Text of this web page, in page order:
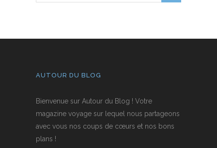
AUTOUR DU BLOG
Bienvenue sur Autour du Blog ! Votre
magazine voyage sur lequel nous partageons
avec vous nos coups de cœurs et nos bons
plans !